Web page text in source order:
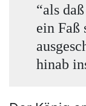
“als
ein Faß
hinab